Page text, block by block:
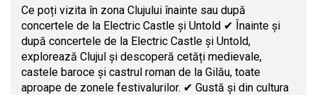
Ce poți vizita în zona Clujului înainte sau după
concertele de la Electric Castle și Untold ✔ Înainte și
după concertele de la Electric Castle și Untold,
explorează Clujul și descoperă cetăți medievale,
castele baroce și castrul roman de la Gilău, toate
aproape de zonele festivalurilor. ✔ Gustă și din cultura